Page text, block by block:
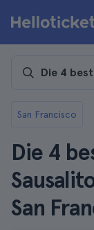
San Francisco
Die 4
San